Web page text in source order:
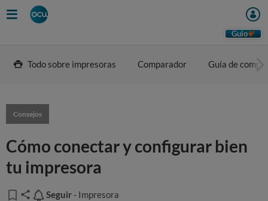
Guio
Todo sobre impresoras Comparador Guía de
Consejos
Cómo conectar y configurar bien
tu impresora
Seguir
Seguir - Impresora